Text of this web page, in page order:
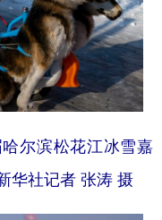
尔滨松花江冰雪嘉
华社记者 张涛 摄